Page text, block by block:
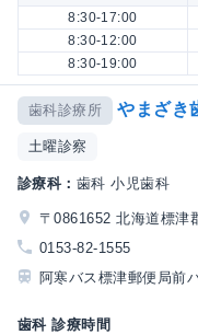
8:30-17:00
8:30-12:00
8:30-19:00
歯科診療所 やまざき
土曜診察
診療科： 歯科 小児歯科
〒0861652 北海道標津
0153-82-1555
阿寒バス標津郵便局前
歯科 診療時間